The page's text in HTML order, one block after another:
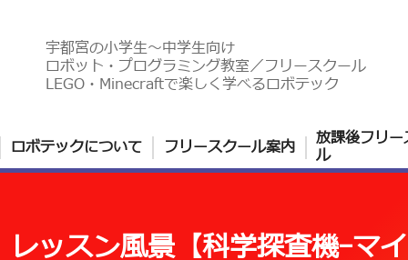
宇都宮の小学生〜中学生向け
ロボット・プログラミング教室／フリースクール
LEGO・Minecraftで楽しく学べるロボテック
ロボテックについて フリースクール案内 放課後フリー
ル
レッスン風景【科学探査機ｰマ